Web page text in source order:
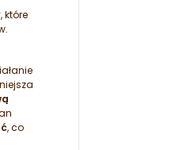
które
, co